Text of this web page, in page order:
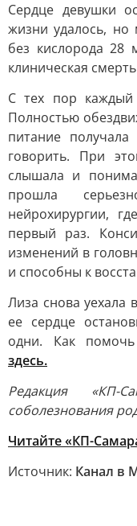
Сердце девушки
жизни удалось,
без кислорода 28
клиническая
С тех пор каждый
Полностью
питание
говорить. При
слышала и
прошла
нейрохирургии,
первый раз.
изменений в
и способны к
Лиза снова уехала
ее сердце
одни. Как помочь
здесь.
Редакция «КП-
соболезнования
Читайте «КП-
Источник: Канал в